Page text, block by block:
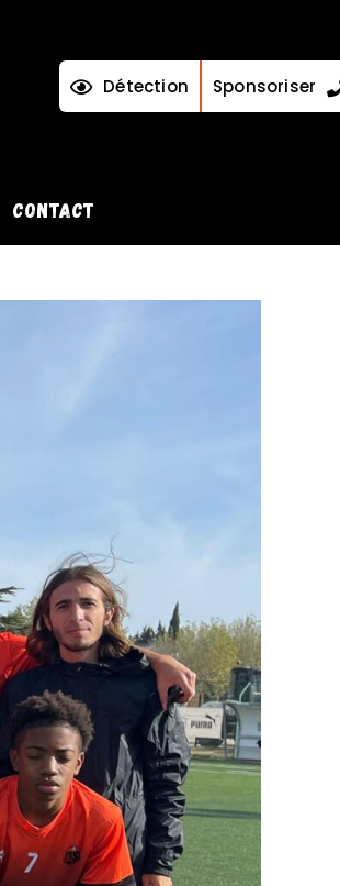
Détection Sponsoriser
CONTACT